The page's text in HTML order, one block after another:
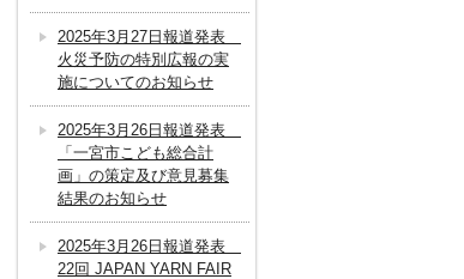
2025年3月27日報道発表
火災予防の特別広報の実
施についてのお知らせ
2025年3月26日報道発表
「一宮市こども総合計
画」の策定及び意見募集
結果のお知らせ
2025年3月26日報道発表
22回 JAPAN YARN FAIR